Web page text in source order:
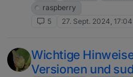
raspberry
5
27. Sept. 2024, 17:04
Wichtige
Versionen und